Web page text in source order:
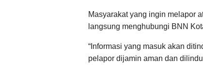
Masyarakat yang ingin melapor
langsung menghubungi BNN
“Informasi yang masuk akan
pelapor dijamin aman dan